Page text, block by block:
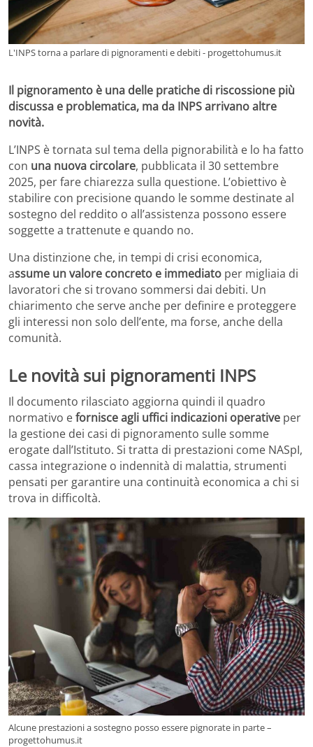
L'INPS torna a parlare di pignoramenti e debiti - progettohumus.it
Il pignoramento è una delle pratiche di riscossione più
discussa e problematica, ma da INPS arrivano altre
novità.
L’INPS è tornata sul tema della pignorabilità e lo ha fatto
con una nuova circolare, pubblicata il 30 settembre
2025, per fare chiarezza sulla questione. L’obiettivo è
stabilire con precisione quando le somme destinate al
sostegno del reddito o all’assistenza possono essere
soggette a trattenute e quando no.
Una distinzione che, in tempi di crisi economica,
assume un valore concreto e immediato per migliaia di
lavoratori che si trovano sommersi dai debiti. Un
chiarimento che serve anche per definire e proteggere
gli interessi non solo dell’ente, ma forse, anche della
comunità.
Le novità sui pignoramenti INPS
Il documento rilasciato aggiorna quindi il quadro
normativo efornisce agli uffici indicazioni operative per
la gestione dei casi di pignoramento sulle somme
erogate dall’Istituto. Si tratta di prestazioni come NASpI,
cassa integrazione o indennità di malattia, strumenti
pensati per garantire una continuità economica a chi si
trova in difficoltà.
Alcune prestazioni a sostegno posso essere pignorate in parte –
progettohumus.it